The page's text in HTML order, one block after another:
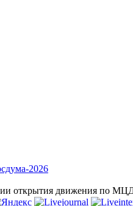
2026
открытия движения по